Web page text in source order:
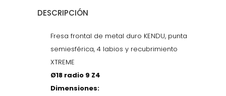
4
labios
1901.63
recubrimiento
DESCRIPCIÓN
Fresa frontal de metal duro KENDU, punta
semiesférica, 4 labios y recubrimiento
XTREME
Ø18 radio 9 Z4
Dimensiones: